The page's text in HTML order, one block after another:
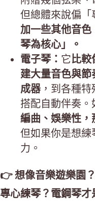
但總體來說偏「
加一些其他音色
琴為核心」。
電子琴： 它比較
建大量音色與
成器 ，到各種
搭配自動伴奏。
編曲、娛樂性，
但如果你是想練
力。
👉 想像音樂遊樂園
專心練琴？電鋼琴才